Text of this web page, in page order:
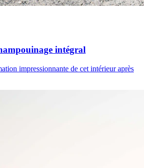
intégral
impressionnante de cet intérieur après